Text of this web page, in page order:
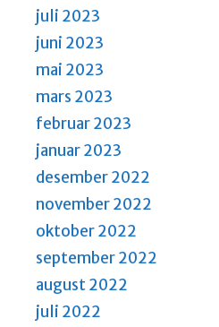
juli 2023
juni 2023
mai 2023
mars 2023
februar 2023
januar 2023
desember 2022
november 2022
oktober 2022
september 2022
august 2022
juli 2022